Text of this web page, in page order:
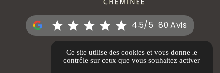
4,5/5 80 Avis
30 avenue Frédéric Mistral,
13013 MARSEILLE
Ce site utilise des cookies et vous donne le
contrôle sur ceux que vous souhaitez activer